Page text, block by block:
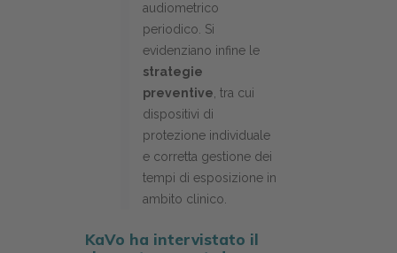
audiometrico
periodico. Si
evidenziano infine le
strategie
preventive, tra cui
dispositivi di
protezione individuale
e corretta gestione dei
tempi di esposizione in
ambito clinico.
KaVo ha intervistato il